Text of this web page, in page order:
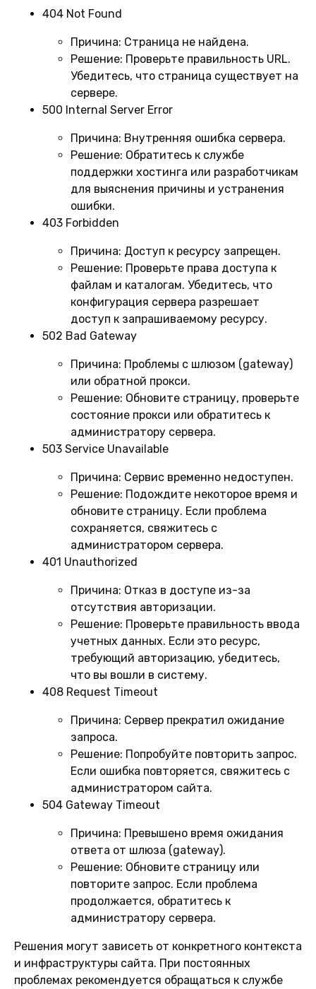
404 Not Found
Причина: Страница не найдена.
Решение: Проверьте правильность URL.
Убедитесь, что страница существует на
сервере.
500 Internal Server Error
Причина: Внутренняя ошибка сервера.
Решение: Обратитесь к службе
поддержки хостинга или разработчикам
для выяснения причины и устранения
ошибки.
403 Forbidden
Причина: Доступ к ресурсу запрещен.
Решение: Проверьте права доступа к
файлам и каталогам. Убедитесь, что
конфигурация сервера разрешает
доступ к запрашиваемому ресурсу.
502 Bad Gateway
Причина: Проблемы с шлюзом (gateway)
или обратной прокси.
Решение: Обновите страницу, проверьте
состояние прокси или обратитесь к
администратору сервера.
503 Service Unavailable
Причина: Сервис временно недоступен.
Решение: Подождите некоторое время и
обновите страницу. Если проблема
сохраняется, свяжитесь с
администратором сервера.
401 Unauthorized
Причина: Отказ в доступе из-за
отсутствия авторизации.
Решение: Проверьте правильность ввода
учетных данных. Если это ресурс,
требующий авторизацию, убедитесь,
что вы вошли в систему.
408 Request Timeout
Причина: Сервер прекратил ожидание
запроса.
Решение: Попробуйте повторить запрос.
Если ошибка повторяется, свяжитесь с
администратором сайта.
504 Gateway Timeout
Причина: Превышено время ожидания
ответа от шлюза (gateway).
Решение: Обновите страницу или
повторите запрос. Если проблема
продолжается, обратитесь к
администратору сервера.
Решения могут зависеть от конкретного контекста
и инфраструктуры сайта. При постоянных
проблемах рекомендуется обращаться к службе